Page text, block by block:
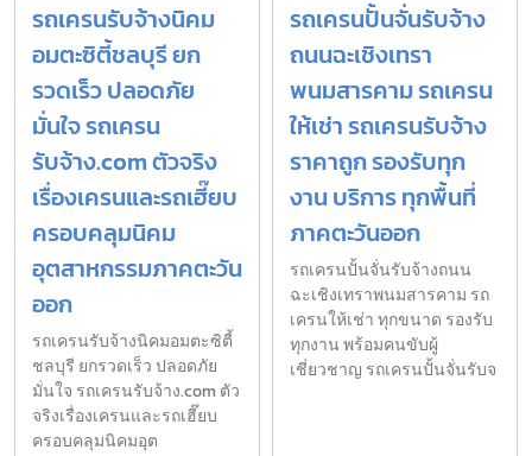
รถเครนรับจ้างนิคม
อมตะซิตี้ชลบุรี ยก
รวดเร็ว ปลอดภัย
มั่นใจ รถเครน
รับจ้าง.com ตัวจริง
เรื่องเครนและรถเฮี๊ยบ
ครอบคลุมนิคม
อุตสาหกรรมภาคตะวัน
ออก
รถเครนรับจ้างนิคมอมตะซิตี้
ชลบุรี ยกรวดเร็ว ปลอดภัย
มั่นใจ รถเครนรับจ้าง.com ตัว
จริงเรื่องเครนและรถเฮี๊ยบ
ครอบคลุมนิคมอุต
รถเครนปั้นจั่นรับจ้าง
ถนนฉะเชิงเทรา
พนมสารคาม รถเครน
ให้เช่า รถเครนรับจ้าง
ราคาถูก รองรับทุก
งาน บริการ ทุกพื้นที่
ภาคตะวันออก
รถเครนปั้นจั่นรับจ้างถนน
ฉะเชิงเทราพนมสารคาม รถ
เครนให้เช่า ทุกขนาด รองรับ
ทุกงาน พร้อมคนขับผู้
เชี่ยวชาญ รถเครนปั้นจั่นรับจ